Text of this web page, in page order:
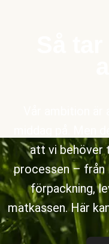
att vi behöver
processen – från
förpackning,
matkassen. Här